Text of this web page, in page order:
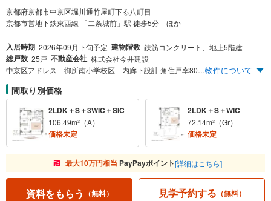
京都府京都市中京区堀川通竹屋町下る八町目
京都市営地下鉄東西線 「二条城前」駅 徒歩5分 ほか
入居時期 2026年09月下旬予定 建物階数 鉄筋コンクリート、地上5階建
総戸数 25戸 不動産会社 株式会社今井建設
中京区アドレス 御所南小学校区 内廊下設計 角住戸率80％ 45m²台～106m²台 市営地下鉄東西線「二条城前」駅徒歩5分（約370m） 市営地下鉄烏丸線「丸太町」駅徒歩10分（約760m） ※1LDK住戸（45m²台～53m²台）は完売致しました。物件について
間取り別価格
2LDK＋S＋3WIC＋SIC
106.49m²（A）
価格未定
2LDK＋S＋WIC
72.14m²（Gr）
価格未定
最大10万円相当 PayPayポイント[詳細はこちら]
資料をもらう （無料） 見学予約する （無料）